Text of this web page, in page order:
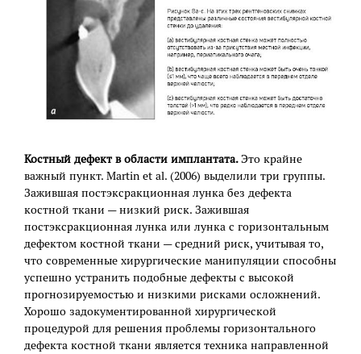
Костный дефект в области имплантата.Это крайне
важный пункт. Martin et al. (2006) выделили три группы.
Зажившая постэксракционная лунка без дефекта
костной ткани — низкий риск. Зажившая
постэксракционная лунка или лунка с горизонтальным
дефектом костной ткани — средний риск, учитывая то,
что современные хирургические манипуляции способны
успешно устранить подобные дефекты с высокой
прогнозируемостью и низкими рисками осложнений.
Хорошо задокументированной хирургической
процедурой для решения проблемы горизонтального
дефекта костной ткани является техника направленной